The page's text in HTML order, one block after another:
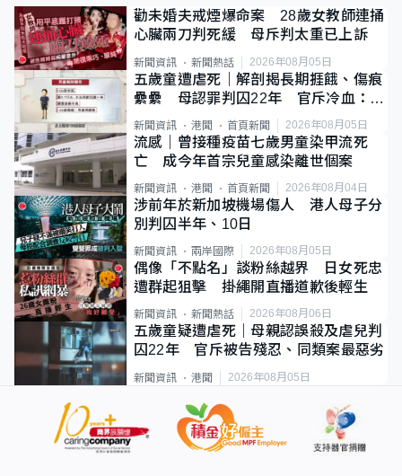
勸未婚夫戒煙爆命案 28歲女教師連捅
心臟兩刀判死緩 母斥判太重已上訴
新聞資訊 新聞熱話 2026年08月05日
五歲童遭虐死｜解剖揭長期捱餓、傷痕
纍纍 母認罪判囚22年 官斥冷血：同
類案最惡劣
新聞資訊 港聞 首頁新聞 2026年08月05日
流感｜曾接種疫苗七歲男童染甲流死
亡 成今年首宗兒童感染離世個案
新聞資訊 港聞 首頁新聞 2026年08月04日
涉前年於新加坡機場傷人 港人母子分
別判囚半年、10日
新聞資訊 兩岸國際 2026年08月05日
偶像「不點名」談粉絲越界 日女死忠
遭群起狙擊 掛繩開直播道歉後輕生
新聞資訊 新聞熱話 2026年08月06日
五歲童疑遭虐死｜母親認誤殺及虐兒判
囚22年 官斥被告殘忍、同類案最惡劣
新聞資訊 港聞 2026年08月05日